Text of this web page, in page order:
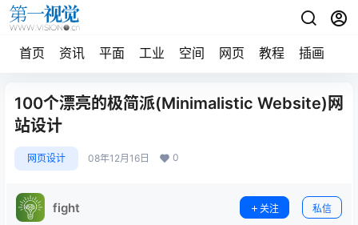
首页 资讯 平面 工业 空间 网页 教程 插画
100个漂亮的极简派(Minimalistic Website)网
站设计
网页设计 08年12月16日 0
fight 关注 私信